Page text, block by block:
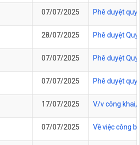
07/07/2025 Phê duyệt
28/07/2025 Phê duyệt
07/07/2025 Phê duyệt
07/07/2025 Phê duyệt
17/07/2025 V/v công khai,
07/07/2025 Về việc công